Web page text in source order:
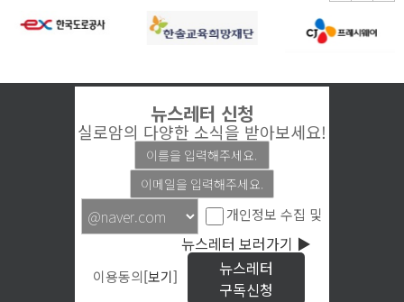
뉴스레터 신청
실로암의 다양한 소식을 받아보세요!
개인정보 수집 및
이용동의[보기]
뉴스레터 보러가기 ▶
뉴스레터
구독신청